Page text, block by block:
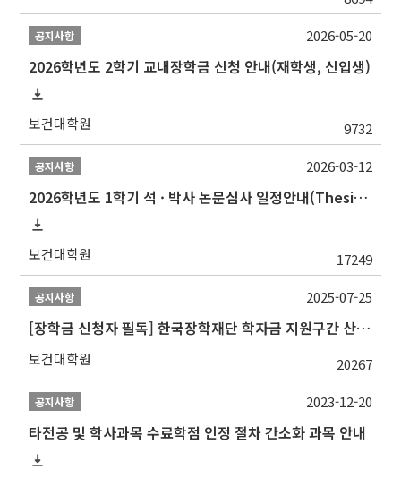
공지사항
2026학년도 2학기 교내장학금 신청 안내(재학생, 신입생)
보건대학원 9732
2026-05-20
공지사항
2026학년도 1학기 석 · 박사 논문심사 일정안내(Thesis Defense Schedules)
보건대학원 17249
2026-03-12
공지사항
[장학금 신청자 필독] 한국장학재단 학자금 지원구간 산정 권고
보건대학원 20267
2025-07-25
공지사항
타전공 및 학사과목 수료학점 인정 절차 간소화 과목 안내
2023-12-20